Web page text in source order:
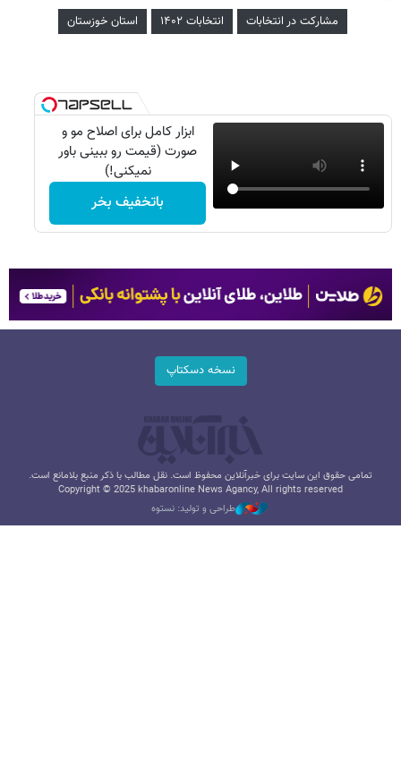
مشارکت در انتخابات انتخابات ۱۴۰۲ استان خوزستان
ابزار کامل برای اصلاح مو و
صورت (قیمت رو ببینی باور
نمیکنی!)
باتخفیف بخر
نسخه دسکتاپ
تمامی حقوق این سایت برای خبرآنلاین محفوظ است. نقل مطالب با ذکر منبع بلامانع است.
Copyright © 2025 khabaronline News Agancy, All rights reserved
طراحی و تولید: نستوه